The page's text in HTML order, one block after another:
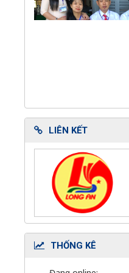
LIÊN KẾT
THỐNG KÊ